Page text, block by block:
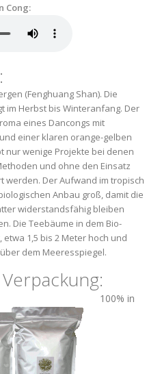
Cong:
(Fenghuang Shan). Die
im Herbst bis Winteranfang. Der
eines Dancongs mit
einer klaren orange-gelben
nur wenige Projekte bei denen
und ohne den Einsatz
werden. Der Aufwand im tropisch
Anbau groß, damit die
widerstandsfähig bleiben
Die Teebäume in dem Bio-
1,5 bis 2 Meter hoch und
dem Meeresspiegel.
100% in